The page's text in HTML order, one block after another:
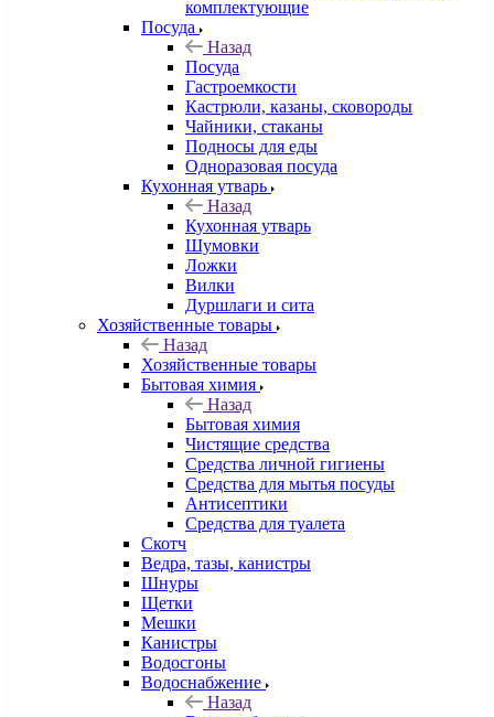
комплектующие
Посуда
Назад
Посуда
Гастроемкости
Кастрюли, казаны, сковороды
Чайники, стаканы
Подносы для еды
Одноразовая посуда
Кухонная утварь
Назад
Кухонная утварь
Шумовки
Ложки
Вилки
Дуршлаги и сита
Хозяйственные товары
Назад
Хозяйственные товары
Бытовая химия
Назад
Бытовая химия
Чистящие средства
Средства личной гигиены
Средства для мытья посуды
Антисептики
Средства для туалета
Скотч
Ведра, тазы, канистры
Шнуры
Щетки
Мешки
Канистры
Водосгоны
Водоснабжение
Назад